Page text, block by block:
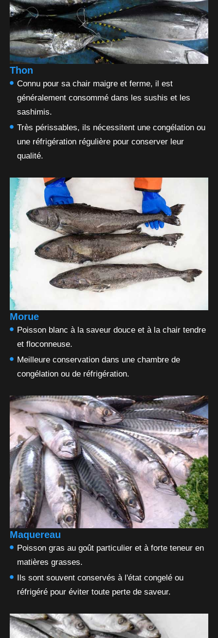
Thon
Connu pour sa chair maigre et ferme, il est
généralement consommé dans les sushis et les
sashimis.
Très périssables, ils nécessitent une congélation ou
une réfrigération régulière pour conserver leur
qualité.
Morue
Poisson blanc à la saveur douce et à la chair tendre
et floconneuse.
Meilleure conservation dans une chambre de
congélation ou de réfrigération.
Maquereau
Poisson gras au goût particulier et à forte teneur en
matières grasses.
Ils sont souvent conservés à l'état congelé ou
réfrigéré pour éviter toute perte de saveur.